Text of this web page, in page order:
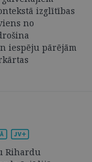
izglītības
no
iespēju pārējām
Rihardu